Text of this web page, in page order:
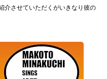
介させていただくがいきなり彼の